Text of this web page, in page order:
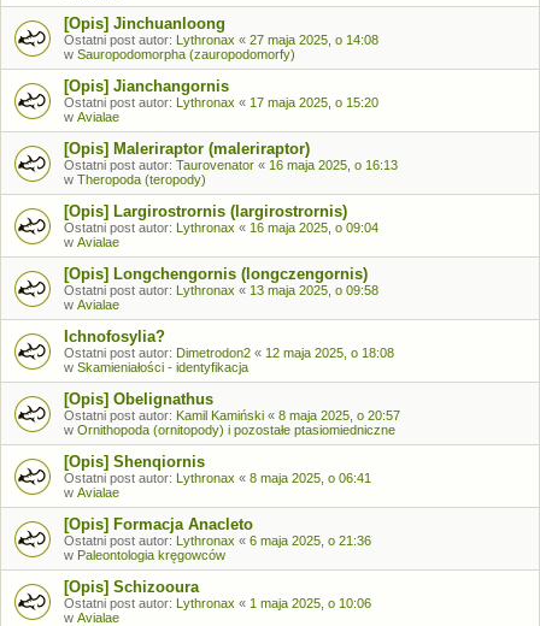
[Opis] Jinchuanloong
Ostatni post autor: Lythronax « 27 maja 2025, o 14:08
w Sauropodomorpha (zauropodomorfy)
[Opis] Jianchangornis
Ostatni post autor: Lythronax « 17 maja 2025, o 15:20
w Avialae
[Opis] Maleriraptor (maleriraptor)
Ostatni post autor: Taurovenator « 16 maja 2025, o 16:13
w Theropoda (teropody)
[Opis] Largirostrornis (largirostrornis)
Ostatni post autor: Lythronax « 16 maja 2025, o 09:04
w Avialae
[Opis] Longchengornis (longczengornis)
Ostatni post autor: Lythronax « 13 maja 2025, o 09:58
w Avialae
Ichnofosylia?
Ostatni post autor: Dimetrodon2 « 12 maja 2025, o 18:08
w Skamieniałości - identyfikacja
[Opis] Obelignathus
Ostatni post autor: Kamil Kamiński « 8 maja 2025, o 20:57
w Ornithopoda (ornitopody) i pozostałe ptasiomiedniczne
[Opis] Shenqiornis
Ostatni post autor: Lythronax « 8 maja 2025, o 06:41
w Avialae
[Opis] Formacja Anacleto
Ostatni post autor: Lythronax « 6 maja 2025, o 21:36
w Paleontologia kręgowców
[Opis] Schizooura
Ostatni post autor: Lythronax « 1 maja 2025, o 10:06
w Avialae